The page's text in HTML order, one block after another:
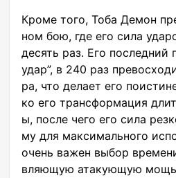
Кроме того, Тоба Демон
ном бою, где его сила
десять раз. Его последний
удар”, в 240 раз
ра, что делает его
ко его трансформация
ы, после чего его сила
му для максимального
очень важен выбор
вляющую атакующую